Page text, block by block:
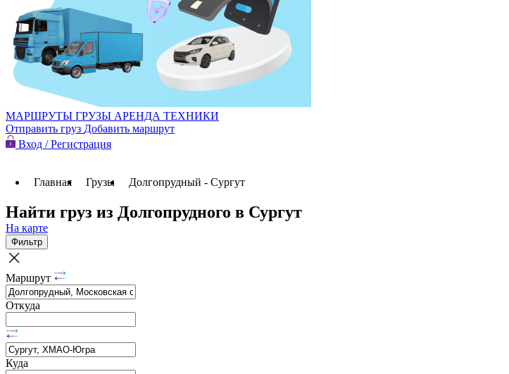
МАРШРУТЫ ГРУЗЫ АРЕНДА ТЕХНИКИ
Отправить груз Добавить маршрут
Вход / Регистрация
Главная Грузы Долгопрудный - Сургут
Найти груз из Долгопрудного в Сургут
На карте
Фильтр
Маршрут
Откуда
Куда